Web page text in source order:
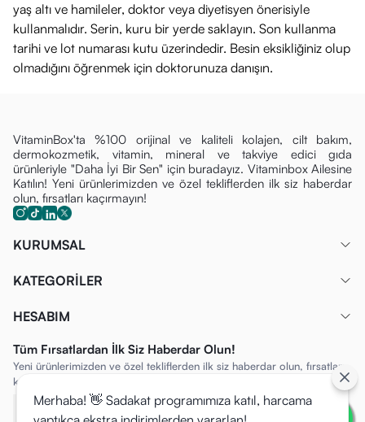
yaş altı ve hamileler, doktor veya diyetisyen önerisiyle
kullanmalıdır. Serin, kuru bir yerde saklayın. Son kullanma
tarihi ve lot numarası kutu üzerindedir. Besin eksikliğiniz olup
olmadığını öğrenmek için doktorunuza danışın.
VitaminBox'ta %100 orijinal ve kaliteli kolajen, cilt bakım,
dermokozmetik, vitamin, mineral ve takviye edici gıda
ürünleriyle "Daha İyi Bir Sen" için buradayız. Vitaminbox Ailesine
Katılın! Yeni ürünlerimizden ve özel tekliflerden ilk siz haberdar
olun, fırsatları kaçırmayın!
KURUMSAL
KATEGORİLER
HESABIM
Tüm Fırsatlardan İlk Siz Haberdar Olun!
Yeni ürünlerimizden ve özel tekliflerden ilk siz haberdar olun, fırsatları
kaçırmayın!
Merhaba! 👋 Sadakat programımıza katıl, harcama